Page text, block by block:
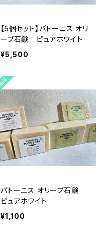
【5個セット】パトーニス オリ
ーブ石鹸 ピュアホワイト
¥5,500
パトーニス オリーブ石鹸
ピュアホワイト
¥1,100